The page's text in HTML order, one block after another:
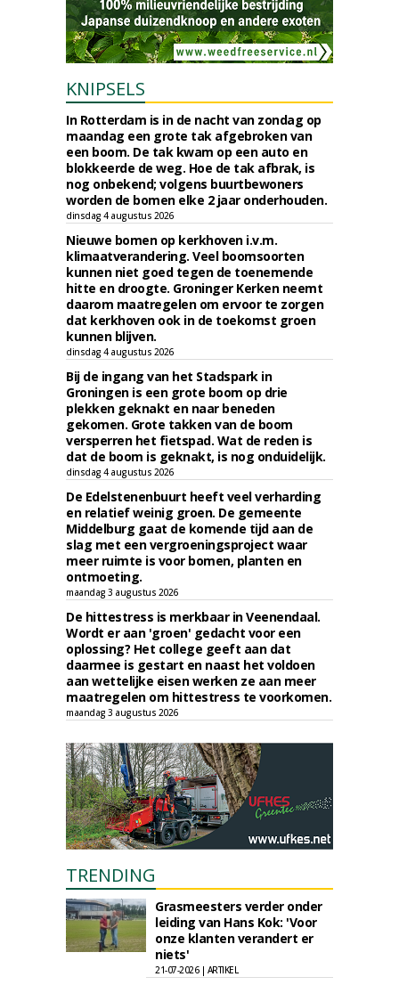
KNIPSELS
In Rotterdam is in de nacht van zondag op
maandag een grote tak afgebroken van
een boom. De tak kwam op een auto en
blokkeerde de weg. Hoe de tak afbrak, is
nog onbekend; volgens buurtbewoners
worden de bomen elke 2 jaar onderhouden.
dinsdag 4 augustus 2026
Nieuwe bomen op kerkhoven i.v.m.
klimaatverandering. Veel boomsoorten
kunnen niet goed tegen de toenemende
hitte en droogte. Groninger Kerken neemt
daarom maatregelen om ervoor te zorgen
dat kerkhoven ook in de toekomst groen
kunnen blijven.
dinsdag 4 augustus 2026
Bij de ingang van het Stadspark in
Groningen is een grote boom op drie
plekken geknakt en naar beneden
gekomen. Grote takken van de boom
versperren het fietspad. Wat de reden is
dat de boom is geknakt, is nog onduidelijk.
dinsdag 4 augustus 2026
De Edelstenenbuurt heeft veel verharding
en relatief weinig groen. De gemeente
Middelburg gaat de komende tijd aan de
slag met een vergroeningsproject waar
meer ruimte is voor bomen, planten en
ontmoeting.
maandag 3 augustus 2026
De hittestress is merkbaar in Veenendaal.
Wordt er aan 'groen' gedacht voor een
oplossing? Het college geeft aan dat
daarmee is gestart en naast het voldoen
aan wettelijke eisen werken ze aan meer
maatregelen om hittestress te voorkomen.
maandag 3 augustus 2026
TRENDING
Grasmeesters verder onder
leiding van Hans Kok: 'Voor
onze klanten verandert er
niets'
21-07-2026 | ARTIKEL